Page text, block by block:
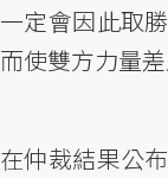
一定會因此取
而使雙方力量
在仲裁結果公